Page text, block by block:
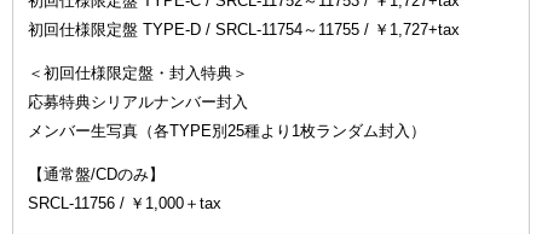
初回仕様限定盤 TYPE-D / SRCL-11754～11755 / ￥1,727+tax
＜初回仕様限定盤・封入特典＞
応募特典シリアルナンバー封入
メンバー生写真（各TYPE別25種より1枚ランダム封入）
【通常盤/CDのみ】
SRCL-11756 / ￥1,000＋tax